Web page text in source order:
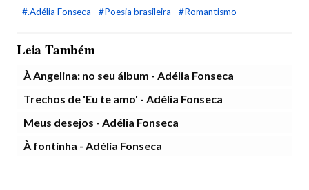
#.Adélia Fonseca #Poesia brasileira #Romantismo
Leia Também
À Angelina: no seu álbum - Adélia Fonseca
Trechos de 'Eu te amo' - Adélia Fonseca
Meus desejos - Adélia Fonseca
À fontinha - Adélia Fonseca